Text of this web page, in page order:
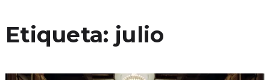
Etiqueta: julio